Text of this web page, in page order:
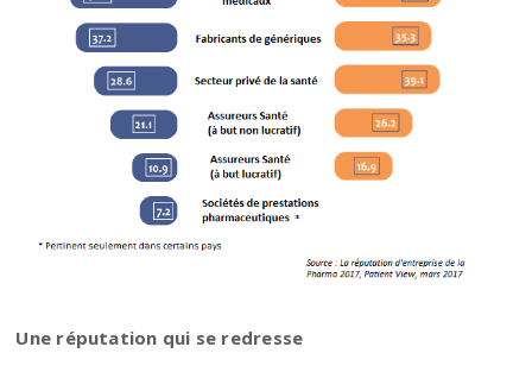
Une réputation qui se redresse